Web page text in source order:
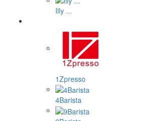
Illy ...
1Zpresso
4Barista